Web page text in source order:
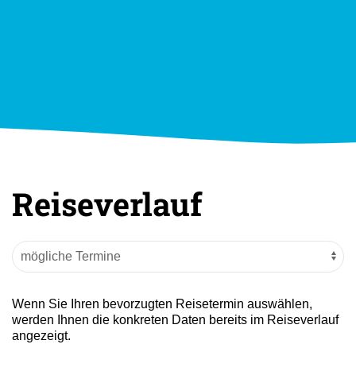
Reiseverlauf
Wenn Sie Ihren bevorzugten Reisetermin auswählen,
werden Ihnen die konkreten Daten bereits im Reiseverlauf
angezeigt.